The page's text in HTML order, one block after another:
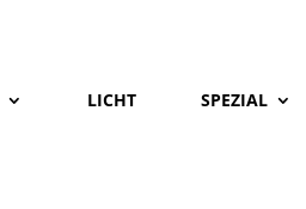
LICHT SPEZIAL